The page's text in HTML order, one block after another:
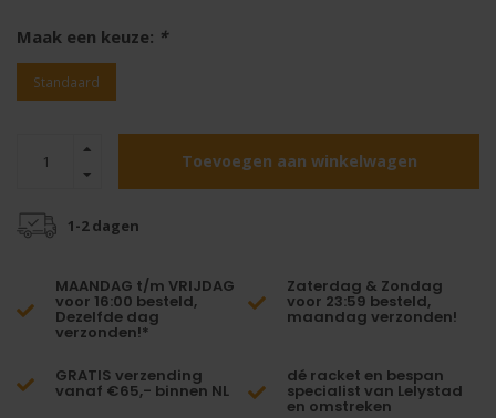
Maak een keuze: *
Standaard
Toevoegen aan winkelwagen
1-2 dagen
MAANDAG t/m VRIJDAG
voor 16:00 besteld,
Dezelfde dag
verzonden!*
Zaterdag & Zondag
voor 23:59 besteld,
maandag verzonden!
GRATIS verzending
vanaf €65,- binnen NL
dé racket en bespan
specialist van Lelystad
en omstreken